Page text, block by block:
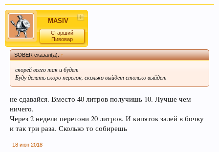
Если Вам нравится наш сайт, форум и
интернет-магазин, пожалуйста, поделитесь
ссылкой в соц сетях и в соц закладках. Тем
самым нас станет больше :) Спасибо!
Любое общение, которое не по-теме ПРОШУ
переносить в
MASIV
Старший
Пивовар
SOBER сказал(а):↑
скорей всего так и будет
Буду делать скоро перегон, сколько выйдет столько выйдет
не сдавайся. Вместо 40 литров получишь 10. Лучше чем
ничего.
Через 2 недели перегони 20 литров. И кипяток залей в бочку
и так три раза. Сколько то собирешь
18 июн 2018